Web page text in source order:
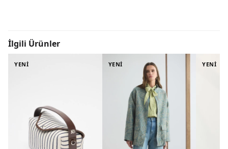
İlgili Ürünler
YENİ YENİ YENİ